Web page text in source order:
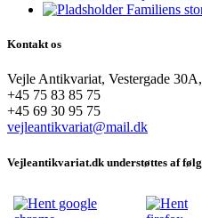
Familiens
Kontakt os
Vejle Antikvariat, Vestergade
+45 75 83 85 75
+45 69 30 95 75
vejleantikvariat@mail.dk
Vejleantikvariat.dk understøttes af